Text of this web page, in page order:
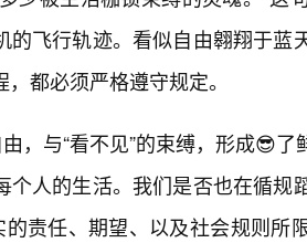
的飞行轨迹。看似自由翱翔于蓝
都必须严格遵守规定。
，与“看不见”的束缚，形成😎
个人的生活。我们是否也在循规
的责任、期望、以及社会规则所